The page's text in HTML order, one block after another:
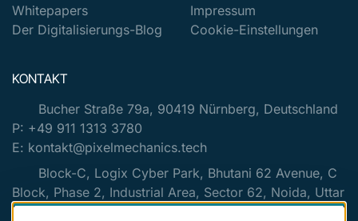
Whitepapers
Der Digitalisierungs-Blog
Impressum
Cookie-Einstellungen
KONTAKT
Bucher Straße 79a, 90419 Nürnberg, Deutschland
P: +49 911 1313 3780
E: kontakt@pixelmechanics.tech
Block-C, Logix Cyber Park, Bhutani 62 Avenue, C
Block, Phase 2, Industrial Area, Sector 62, Noida, Uttar
Pradesh 201309, India